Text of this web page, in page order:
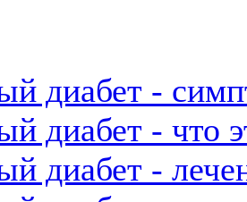
диабет -
диабет - что
диабет -